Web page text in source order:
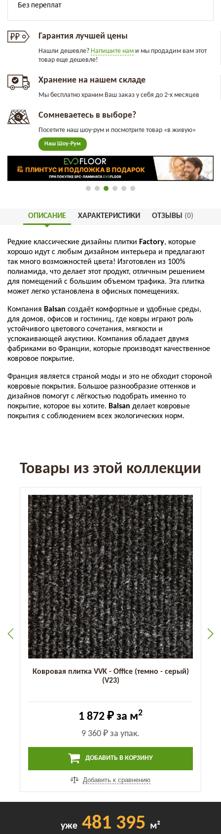
Гарантия лучшей цены
Нашли дешевле? Напишите нам и мы продадим вам этот
товар еще дешевле!
Хранение на нашем складе
Мы бесплатно храним Ваш заказ у себя до 2-х месяцев
Сомневаетесь в выборе?
Посетите наш шоу-рум и посмотрите товар «в живую»
Наш Шоу-Рум
ОПИСАНИЕ ХАРАКТЕРИСТИКИ ОТЗЫВЫ (0)
Редкие классические дизайны плитки Factory, которые
хорошо идут с любым дизайном интерьера и предлагают
так много возможностей цвета! Изготовлен из 100%
полиамида, что делает этот продукт, отличным решением
для помещений с большим объемом трафика. Эта плитка
может легко установлена в офисных помещениях.
Компания Balsan создаёт комфортные и удобные среды,
для домов, офисов и гостиниц, где ковры играют роль
устойчивого цветового сочетания, мягкости и
успокаивающей акустики. Компания обладает двумя
фабриками во Франции, которые производят качественное
ковровое покрытие.
Франция является страной моды и это не обходит стороной
ковровые покрытия. Большое разнообразие оттенков и
дизайнов помогут с лёгкостью подобрать именно то
покрытие, которое вы хотите. Balsan делает ковровые
покрытия с соблюдением всех экологических норм.
Товары из этой коллекции
Ковровая плитка VVK - Office (темно - серый)
(V23)
1 872 ₽ за м2
9 360 ₽ за упак.
ДОБАВИТЬ В КОРЗИНУ
Добавить к сравнению
уже 481 395 м²